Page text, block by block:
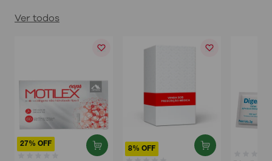
Ver todos